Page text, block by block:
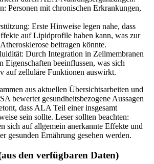
Personen mit chronischen Erkrankungen,
Erste Hinweise legen nahe, dass
auf Lipidprofile haben kann, was zur
beitragen könnte.
Durch Integration in Zellmembranen
Eigenschaften beeinflussen, was sich
auf zelluläre Funktionen auswirkt.
aus aktuellen Übersichtsarbeiten und
bewertet gesundheitsbezogene Aussagen
dass ALA Teil einer insgesamt
sein sollte. Leser sollten beachten:
sich auf allgemein anerkannte Effekte und
gesunden Ernährung gesehen werden.
den verfügbaren Daten)